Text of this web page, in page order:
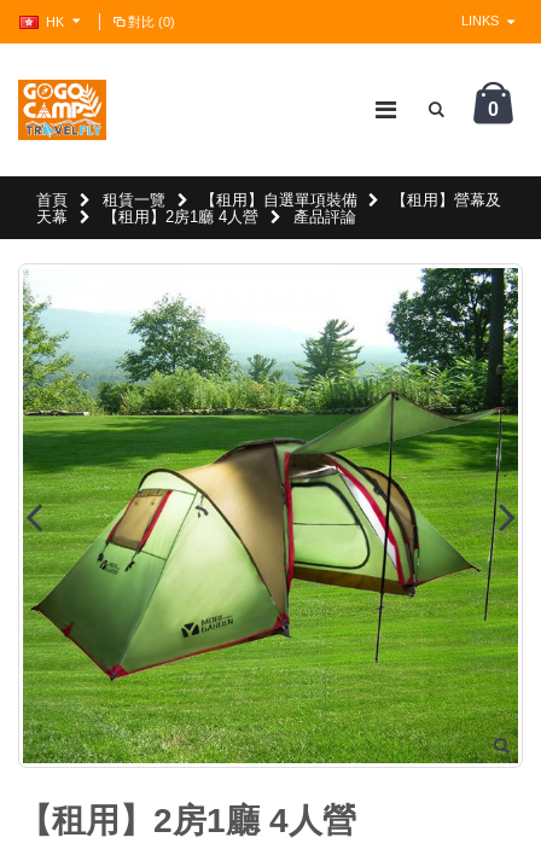
HK 對比 (0) LINKS
0
首頁 租賃一覽 【租用】自選單項裝備
【租用】營幕及
天幕
【租用】2房1廳 4人營 產品評論
【租用】2房1廳 4人營